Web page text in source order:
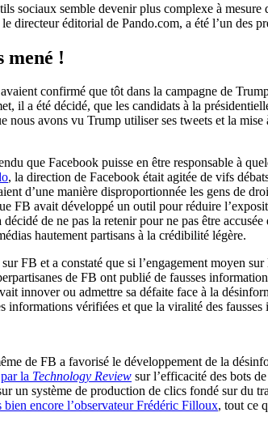
sociaux semble devenir plus complexe à
directeur éditorial de Pando.com, a été l’un des
mené !
confirmé que tôt dans la campagne de
il a été décidé, que les candidats à la
nous avons vu Trump utiliser ses tweets et la
que Facebook puisse en être responsable à
, la direction de Facebook était agitée de vifs
d’une manière disproportionnée les gens de
FB avait développé un outil pour réduire
de ne pas la retenir pour ne pas être accusée
hautement partisans à la crédibilité légère.
FB et a constaté que si l’engagement moyen
de FB ont publié de fausses
innover ou admettre sa défaite face à la
vérifiées et que la viralité des
de FB a favorisé le développement de la
par la Technology Review sur l’efficacité des bots
un système de production de clics fondé sur du
bien encore l’observateur Frédéric Filloux, tout ce